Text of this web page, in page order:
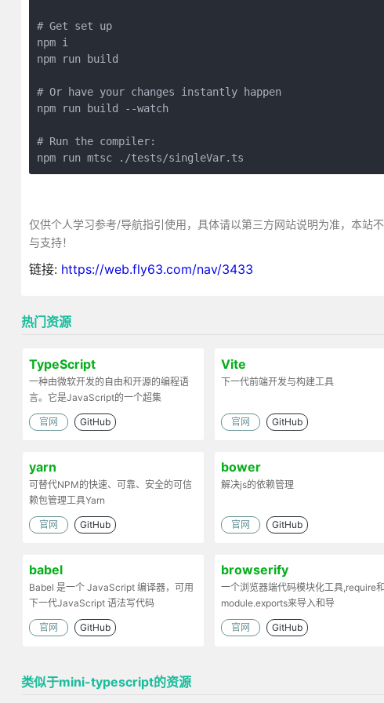
# Get set up
npm i
npm run build
# Or have your changes instantly happen
npm run build --watch
# Run the compiler:
npm run mtsc ./tests/singleVar.ts
仅供个人学习参考/导航指引使用，具体请以第三方网站说明为准，本站
与支持！
链接: https://web.fly63.com/nav/3433
热门资源
TypeScript
一种由微软开发的自由和开源的编程语
言。它是JavaScript的一个超集
官网 GitHub
Vite
下一代前端开发与构建工具
官网 GitHub
yarn
可替代NPM的快速、可靠、安全的可信
赖包管理工具Yarn
官网 GitHub
bower
解决js的依赖管理
官网 GitHub
babel
Babel 是一个 JavaScript 编译器，可用
下一代JavaScript 语法写代码
官网 GitHub
browserify
一个浏览器端代码模块化工具,require和
module.exports来导入和导
出.Browserify的原理：部署时处理代码
依赖，将模块打包为一个文件。
官网 GitHub
类似于mini-typescript的资源